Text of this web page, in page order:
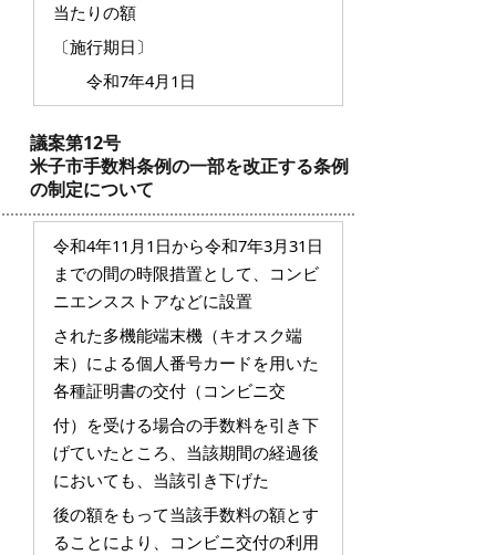
当たりの額
〔施行期日〕
令和7年4月1日
議案第12号
米子市手数料条例の一部を改正する条例
の制定について
令和4年11月1日から令和7年3月31日
までの間の時限措置として、コンビ
ニエンスストアなどに設置
された多機能端末機（キオスク端
末）による個人番号カードを用いた
各種証明書の交付（コンビニ交
付）を受ける場合の手数料を引き下
げていたところ、当該期間の経過後
においても、当該引き下げた
後の額をもって当該手数料の額とす
ることにより、コンビニ交付の利用